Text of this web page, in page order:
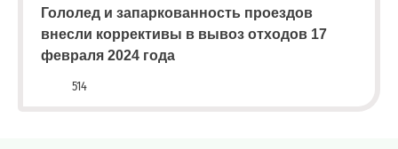
Гололед и запаркованность проездов
внесли коррективы в вывоз отходов 17
февраля 2024 года
514